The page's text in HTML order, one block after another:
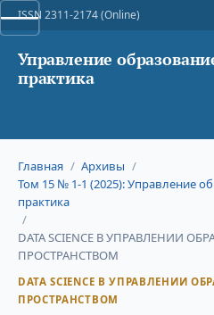
ISSN 2311-2174 (Online)
Управление
практика
Главная / Архивы /
Том 15 № 1-1 (2025): Управление
практика
/
DATA SCIENCE В УПРАВЛЕНИИ
ПРОСТРАНСТВОМ
DATA SCIENCE В УПРАВЛЕНИИ
ПРОСТРАНСТВОМ